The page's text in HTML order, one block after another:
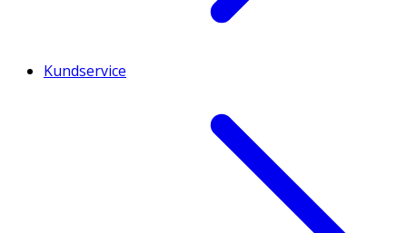
Kundservice